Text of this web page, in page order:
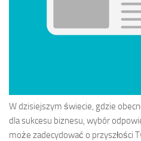
W dzisiejszym świecie, gdzie
dla sukcesu biznesu, wybór
może zadecydować o przyszłości